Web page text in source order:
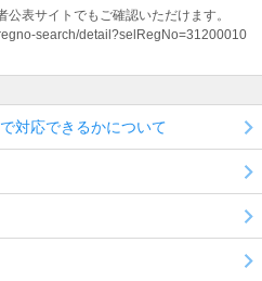
表サイトでもご確認いただけます。
search/detail?selRegNo=31200010
対応できるかについて